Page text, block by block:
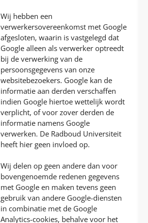
Wij hebben een
verwerkersovereenkomst met Google
afgesloten, waarin is vastgelegd dat
Google alleen als verwerker optreedt
bij de verwerking van de
persoonsgegevens van onze
websitebezoekers. Google kan de
informatie aan derden verschaffen
indien Google hiertoe wettelijk wordt
verplicht, of voor zover derden de
informatie namens Google
verwerken. De Radboud Universiteit
heeft hier geen invloed op.
Wij delen op geen andere dan voor
bovengenoemde redenen gegevens
met Google en maken tevens geen
gebruik van andere Google-diensten
in combinatie met de Google
Analytics-cookies, behalve voor het